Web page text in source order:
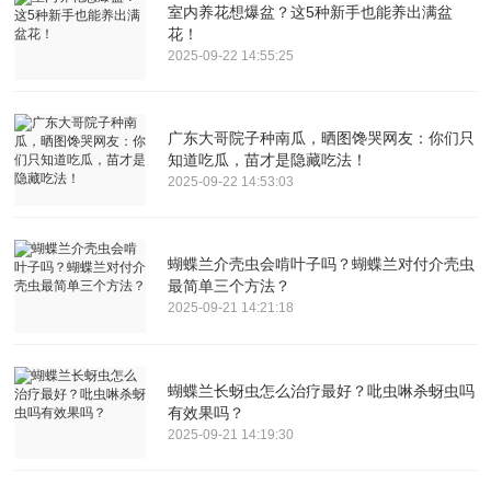
室内养花想爆盆？这5种新手也能养出满盆
花！
2025-09-22 14:55:25
广东大哥院子种南瓜，晒图馋哭网友：你们只
知道吃瓜，苗才是隐藏吃法！
2025-09-22 14:53:03
蝴蝶兰介壳虫会啃叶子吗？蝴蝶兰对付介壳虫
最简单三个方法？
2025-09-21 14:21:18
蝴蝶兰长蚜虫怎么治疗最好？吡虫啉杀蚜虫吗
有效果吗？
2025-09-21 14:19:30